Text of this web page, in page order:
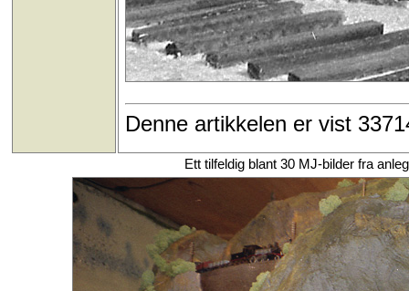
Denne artikkelen er vist
Ett tilfeldig blant 30 MJ-bilder fra